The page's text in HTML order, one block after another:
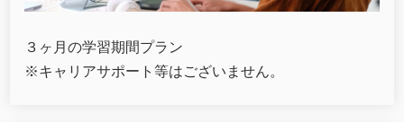
３ヶ月の学習期間プラン
※キャリアサポート等はございません。